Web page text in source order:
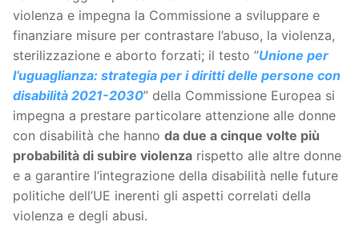
violenza e impegna la Commissione a sviluppare e
finanziare misure per contrastare l’abuso, la violenza,
sterilizzazione e aborto forzati; il testo ”Unione per
l’uguaglianza: strategia per i diritti delle persone con
disabilità 2021-2030” della Commissione Europea si
impegna a prestare particolare attenzione alle donne
con disabilità che hanno da due a cinque volte più
probabilità di subire violenza rispetto alle altre donne
e a garantire l’integrazione della disabilità nelle future
politiche dell’UE inerenti gli aspetti correlati della
violenza e degli abusi.